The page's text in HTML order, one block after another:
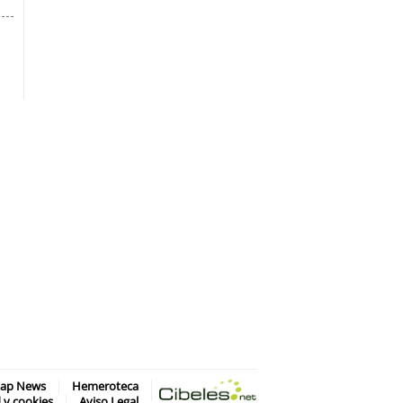
News
Hemeroteca